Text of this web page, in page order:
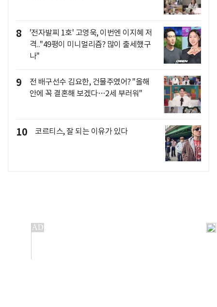
8
'전자발찌 1호' 고영욱, 이번엔 이지혜 저
격.."49평이 미니멀리즘? 많이 출세했구
나"
9
전 배구선수 김요한, 건물주였어? "올해
안에 꼭 결혼해 보겠다…2세 부러워"
10 코르티스, 잘 되는 이유가 있다